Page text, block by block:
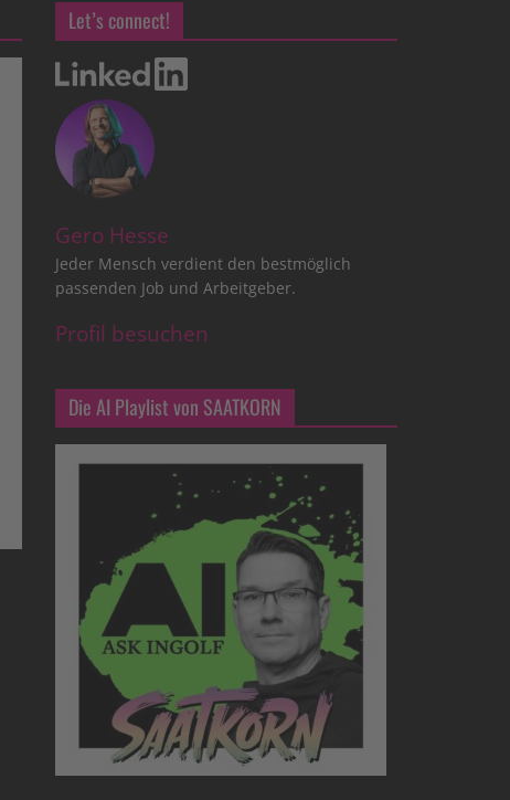
Let’s connect!
Gero Hesse
Jeder Mensch verdient den bestmöglich
passenden Job und Arbeitgeber.
Profil besuchen
Die AI Playlist von SAATKORN